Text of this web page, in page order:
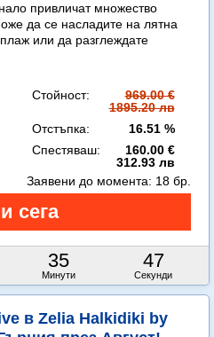
привличат множество
да се насладите на лятна
или да разглеждате
Стойност:
969.00 €
1895.20 лв
Отстъпка:
16.51 %
Спестяваш:
160.00 €
312.93 лв
35
Минути
45
Секунди
Заявени до момента: 18 бр.
в Zelia Halkidiki by